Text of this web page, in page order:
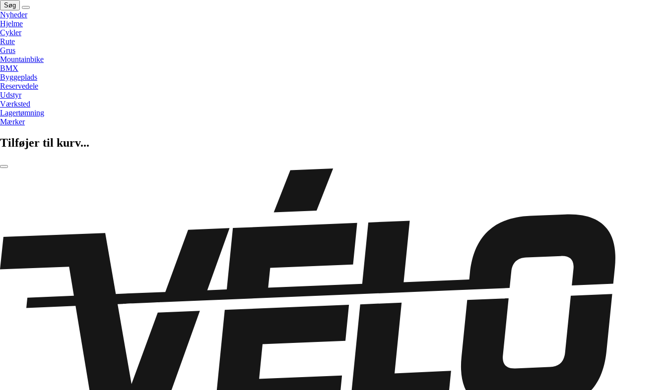
Søg
Nyheder
Hjelme
Cykler
Rute
Grus
Mountainbike
BMX
Byggeplads
Reservedele
Udstyr
Værksted
Lagertømning
Mærker
Tilføjer til kurv...